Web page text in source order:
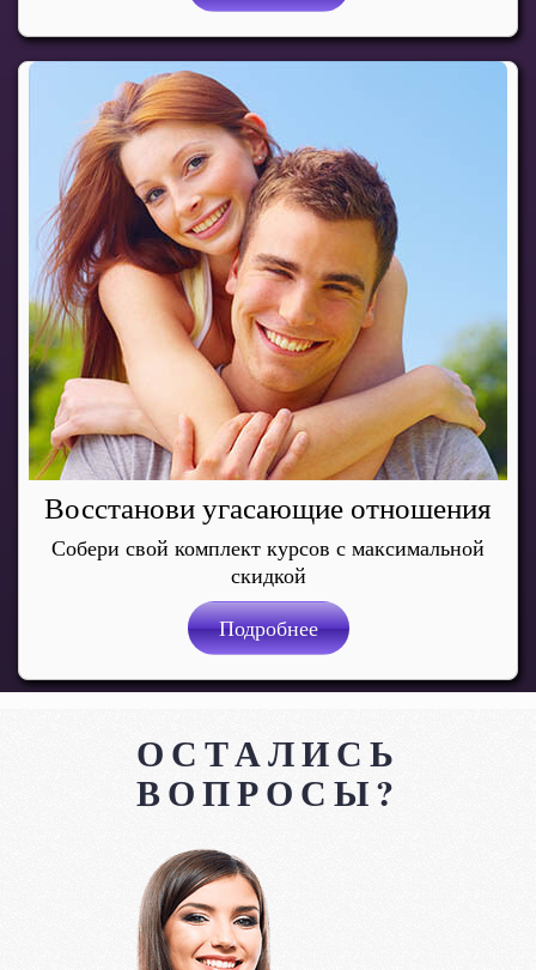
Восстанови угасающие отношения
Собери свой комплект курсов с максимальной
скидкой
Подробнее
ОСТАЛИСЬ
ВОПРОСЫ?